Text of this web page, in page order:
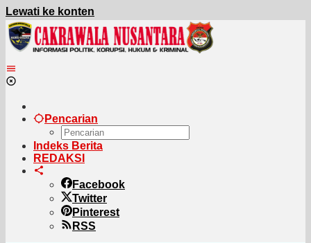
Lewati ke konten
Pencarian
Indeks Berita
REDAKSI
Facebook
Twitter
Pinterest
RSS